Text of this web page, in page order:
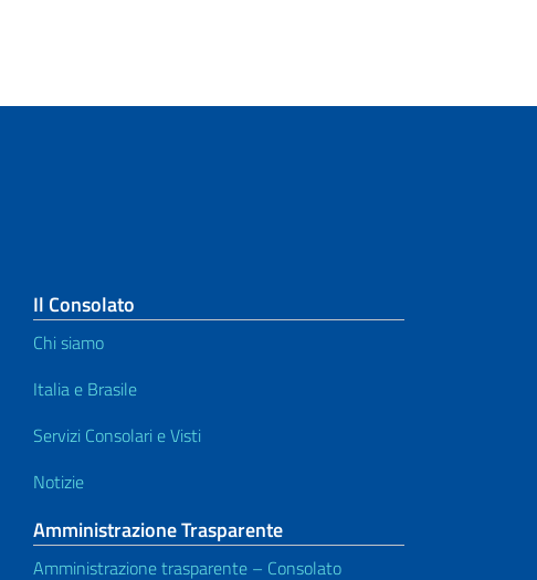
Il Consolato
Chi siamo
Italia e Brasile
Servizi Consolari e Visti
Notizie
Amministrazione Trasparente
Amministrazione trasparente – Consolato